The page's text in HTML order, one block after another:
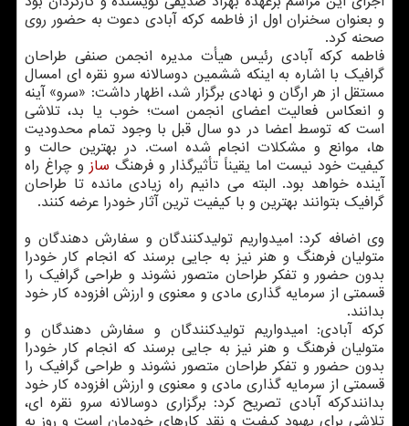
و بعنوان سخنران اول از فاطمه كركه آبادی دعوت به حضور روی
صحنه كرد.
فاطمه كركه آبادی رئیس هیأت مدیره انجمن صنفی طراحان
گرافیك با اشاره به اینكه ششمین دوسالانه سرو نقره ای امسال
مستقل از هر ارگان و نهادی برگزار شد، اظهار داشت: «سرو» آینه
و انعكاس فعالیت اعضای انجمن است؛ خوب یا بد، تلاشی
است كه توسط اعضا در دو سال قبل با وجود تمام محدودیت
ها، موانع و مشكلات انجام شده است. در بهترین حالت و
كیفیت خود نیست اما یقیناً تأثیرگذار و فرهنگ ساز و چراغ راه
آینده خواهد بود. البته می دانیم راه زیادی مانده تا طراحان
گرافیك بتوانند بهترین و با كیفیت ترین آثار خودرا عرضه كنند.
وی اضافه كرد: امیدواریم تولیدكنندگان و سفارش دهندگان و
متولیان فرهنگ و هنر نیز به جایی برسند كه انجام كار خودرا
بدون حضور و تفكر طراحان متصور نشوند و طراحی گرافیك را
قسمتی از سرمایه گذاری مادی و معنوی و ارزش افزوده كار خود
بدانند.
كركه آبادی: امیدواریم تولیدكنندگان و سفارش دهندگان و
متولیان فرهنگ و هنر نیز به جایی برسند كه انجام كار خودرا
بدون حضور و تفكر طراحان متصور نشوند و طراحی گرافیك را
قسمتی از سرمایه گذاری مادی و معنوی و ارزش افزوده كار خود
بدانندكركه آبادی تصریح كرد: برگزاری دوسالانه سرو نقره ای،
تلاشی برای بهبود كیفیت و نقد كارهای خودمان است و روز به